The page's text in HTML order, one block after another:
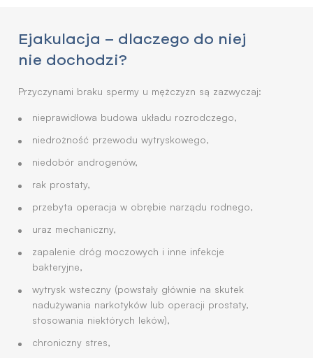
Ejakulacja – dlaczego do niej
nie dochodzi?
Przyczynami braku spermy u mężczyzn są zazwyczaj:
nieprawidłowa budowa układu rozrodczego,
niedrożność przewodu wytryskowego,
niedobór androgenów,
rak prostaty,
przebyta operacja w obrębie narządu rodnego,
uraz mechaniczny,
zapalenie dróg moczowych i inne infekcje
bakteryjne,
wytrysk wsteczny (powstały głównie na skutek
nadużywania narkotyków lub operacji prostaty,
stosowania niektórych leków),
chroniczny stres,